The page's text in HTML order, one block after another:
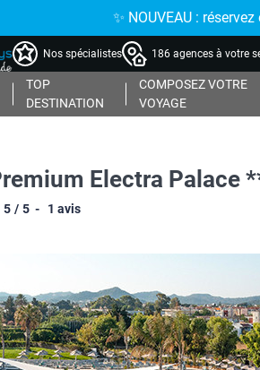
✨ NOUVEAU :
Nos spécialistes 186 agences à votre
TOP
DESTINATION
COMPOSEZ VOTRE
VOYAGE
Electra Palace
5 / 5 - 1 avis